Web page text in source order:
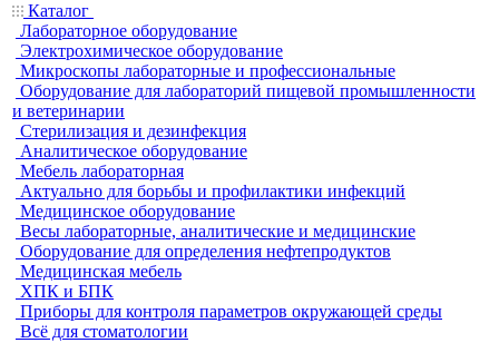
Каталог
Лабораторное оборудование
Электрохимическое оборудование
Микроскопы лабораторные и профессиональные
Оборудование для лабораторий пищевой промышленности
и ветеринарии
Стерилизация и дезинфекция
Аналитическое оборудование
Мебель лабораторная
Актуально для борьбы и профилактики инфекций
Медицинское оборудование
Весы лабораторные, аналитические и медицинские
Оборудование для определения нефтепродуктов
Медицинская мебель
ХПК и БПК
Приборы для контроля параметров окружающей среды
Всё для стоматологии